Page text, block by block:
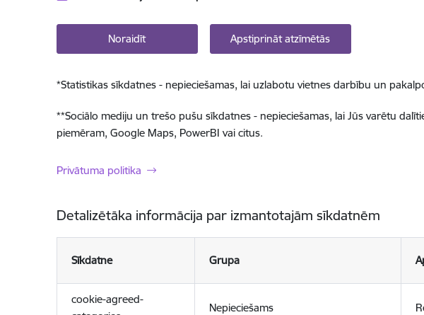
Noraidīt Apstiprināt atzīmētās
*Statistikas sīkdatnes - nepieciešamas, lai uzlabotu vietnes darbību un
**Sociālo mediju un trešo pušu sīkdatnes - nepieciešamas, lai Jūs varētu
piemēram, Google Maps, PowerBI vai citus.
Privātuma politika
Detalizētāka informācija par izmantotajām sīkdatnēm
Sīkdatne Grupa
cookie-agreed-
Nepieciešams